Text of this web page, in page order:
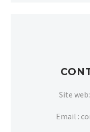
Site
Email :